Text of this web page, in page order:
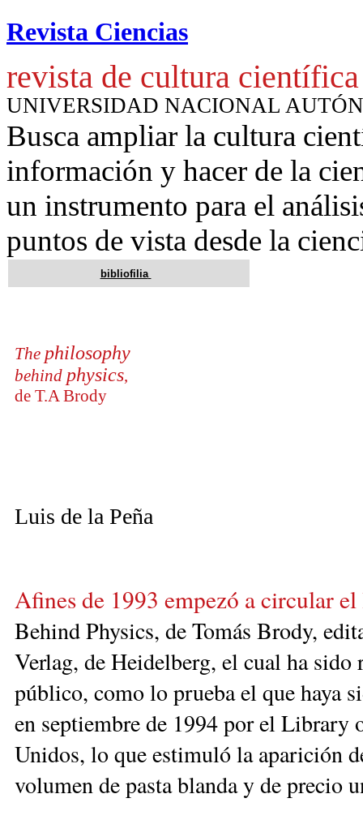
Revista Ciencias
revista de cultura científica
UNIVERSIDAD NACIONAL
Busca ampliar la cultura
información y hacer de la
un instrumento para el
puntos de vista desde la
bibliofilia
The philosophy
behind physics,
de T.A Brody
Luis de la Peña
Afines de 1993 empezó a circular
BehindPhysics, de Tomás Brody,
Verlag, de Heidelberg, el cual ha
público, como lo prueba el que haya
en septiembre de 1994 por el Library
Unidos, lo que estimuló la aparición
volumen de pasta blanda y de precio